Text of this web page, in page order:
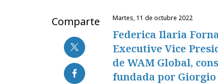
Comparte martes, 11 de octubre 2022
Federica Ilaria
Executive Vice
de WAM Global,
fundada por Giorgio